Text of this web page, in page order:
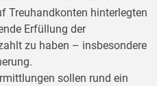
Treuhandkonten hinterlegten
Erfüllung der
zu haben – insbesondere
sollen rund ein